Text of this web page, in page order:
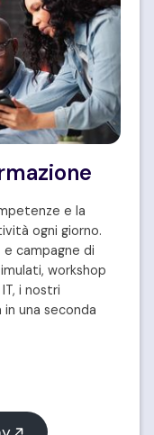
e la
ogni giorno.
campagne di
workshop
i nostri
una seconda